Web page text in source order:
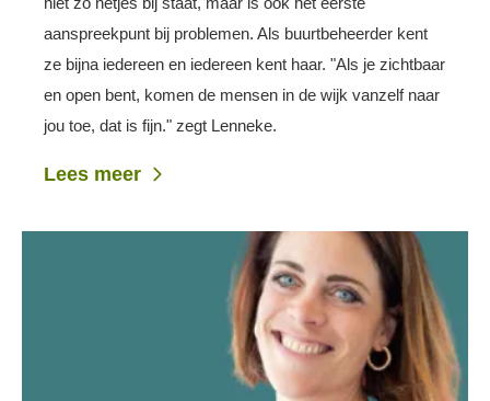
aanspreekpunt bij problemen. Als buurtbeheerder kent
ze bijna iedereen en iedereen kent haar. "Als je zichtbaar
en open bent, komen de mensen in de wijk vanzelf naar
jou toe, dat is fijn." zegt Lenneke.
Lees meer